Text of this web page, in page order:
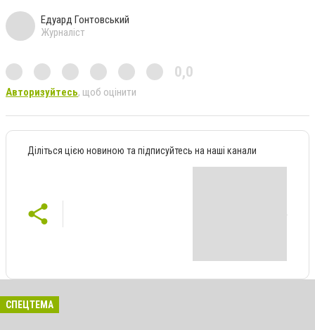
Едуард Гонтовський
Журналіст
0,0
Авторизуйтесь, щоб оцінити
Діліться цією новиною та підписуйтесь на наші канали
СПЕЦТЕМА